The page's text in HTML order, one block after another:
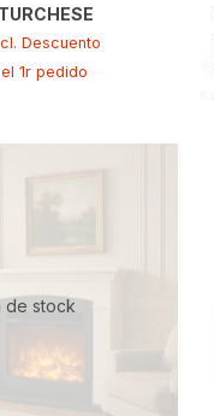
Descuento
1r pedido
de stock